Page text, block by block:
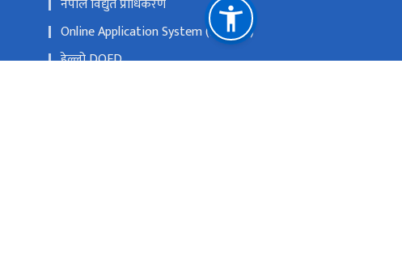
Online Application System (License)
हेल्लो DOED